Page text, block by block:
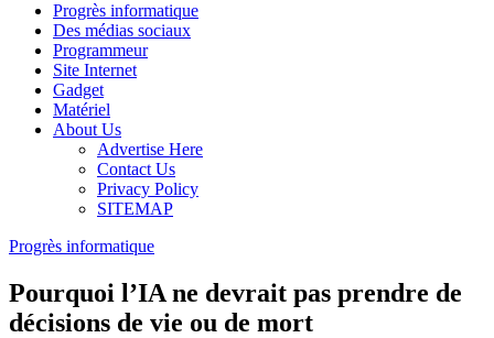
Progrès informatique
Des médias sociaux
Programmeur
Site Internet
Gadget
Matériel
About Us
Advertise Here
Contact Us
Privacy Policy
SITEMAP
Progrès informatique
Pourquoi l’IA ne devrait pas prendre de
décisions de vie ou de mort